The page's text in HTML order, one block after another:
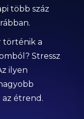
több száz
történik a
Stressz
ilyen
étrend.